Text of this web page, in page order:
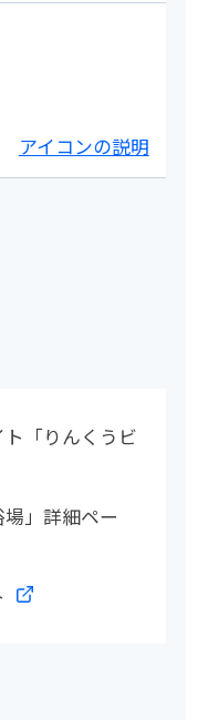
アイコンの説明
「りんくうビ
」詳細ペー